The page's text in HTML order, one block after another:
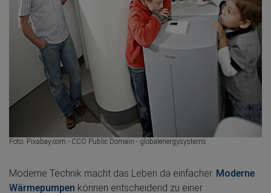
Foto: Pixabay.com - CCO Public Domain - globalenergysystems
Moderne Technik macht das Leben da einfacher. Moderne
Wärmepumpen können entscheidend zu einer